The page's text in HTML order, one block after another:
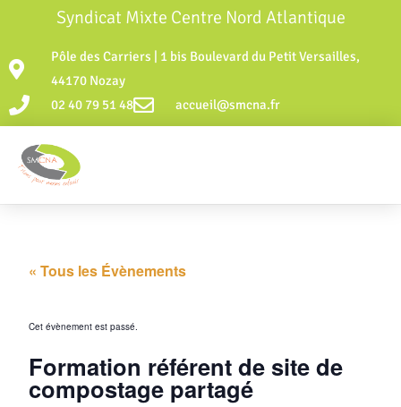
Syndicat Mixte Centre Nord Atlantique
Pôle des Carriers | 1 bis Boulevard du Petit Versailles,
44170 Nozay
02 40 79 51 48
accueil@smcna.fr
« Tous les Évènements
Cet évènement est passé.
Formation référent de site de
compostage partagé